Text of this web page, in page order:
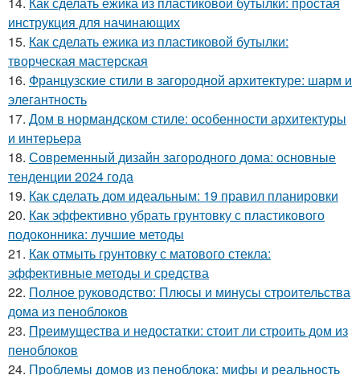
инструкция для начинающих
15. Как сделать ежика из пластиковой бутылки:
творческая мастерская
16. Французские стили в загородной архитектуре: шарм и
элегантность
17. Дом в нормандском стиле: особенности архитектуры
и интерьера
18. Современный дизайн загородного дома: основные
тенденции 2024 года
19. Как сделать дом идеальным: 19 правил планировки
20. Как эффективно убрать грунтовку с пластикового
подоконника: лучшие методы
21. Как отмыть грунтовку с матового стекла:
эффективные методы и средства
22. Полное руководство: Плюсы и минусы строительства
дома из пеноблоков
23. Преимущества и недостатки: стоит ли строить дом из
пеноблоков
24. Проблемы домов из пеноблока: мифы и реальность